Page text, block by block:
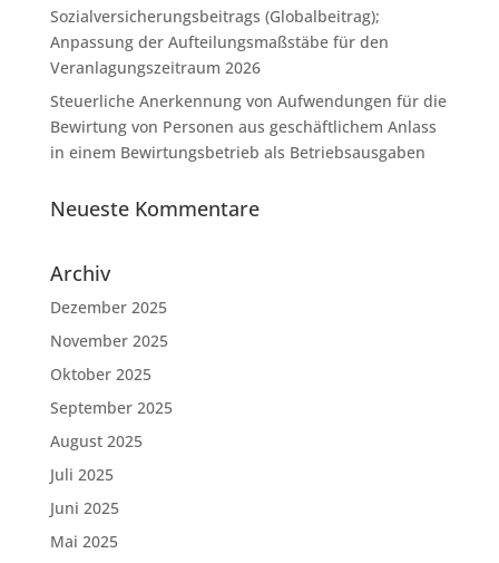
Sozialversicherungsbeitrags (Globalbeitrag);
Anpassung der Aufteilungsmaßstäbe für den
Veranlagungszeitraum 2026
Steuerliche Anerkennung von Aufwendungen für die
Bewirtung von Personen aus geschäftlichem Anlass
in einem Bewirtungsbetrieb als Betriebsausgaben
Neueste Kommentare
Archiv
Dezember 2025
November 2025
Oktober 2025
September 2025
August 2025
Juli 2025
Juni 2025
Mai 2025